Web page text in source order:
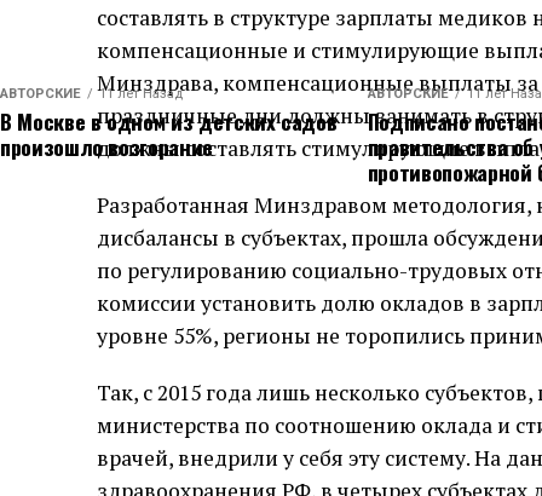
составлять в структуре зарплаты
компенсационные и стимулирующие
Минздрава, компенсационные выплаты за
праздничные дни должны занимать в
должны составлять стимулирующие
Разработанная Минздравом методология,
дисбалансы в субъектах, прошла
по регулированию социально-трудовых
комиссии установить долю окладов в
уровне 55%, регионы не торопились
Так, с 2015 года лишь несколько
министерства по соотношению оклада и
врачей, внедрили у себя эту систему. На
АВТОРСКИЕ 11 лет Назад
В Москве в одном из детских садов
произошло возгорание
АВТОРСКИЕ 11 лет
Подписано
правительства
противопожарной